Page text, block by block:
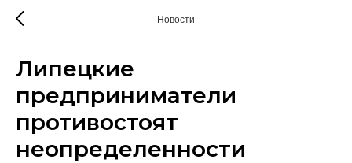
Новости
Липецкие
предприниматели
противостоят
неопределенности